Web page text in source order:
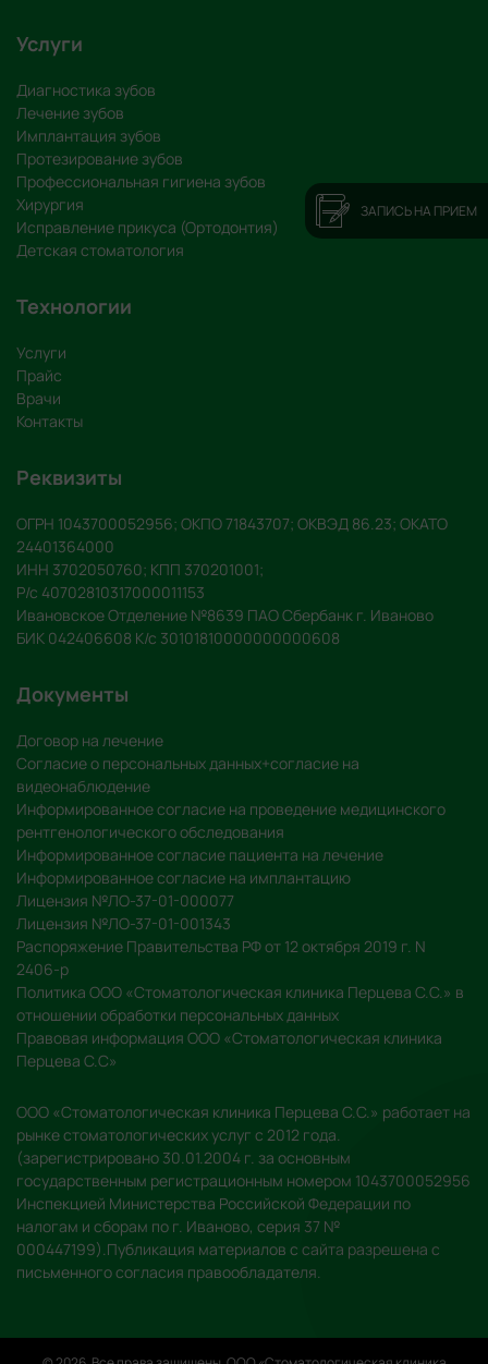
ЗАПИСЬ НА ПРИЕМ
Услуги
Диагностика зубов
Лечение зубов
Имплантация зубов
Протезирование зубов
Профессиональная гигиена зубов
Хирургия
Исправление прикуса (Ортодонтия)
Детская стоматология
Технологии
Услуги
Прайс
Врачи
Контакты
Реквизиты
ОГРН 1043700052956; ОКПО 71843707; ОКВЭД 86.23; ОКАТО
24401364000
ИНН 3702050760; КПП 370201001;
Р/с 40702810317000011153
Ивановское Отделение №8639 ПАО Сбербанк г. Иваново
БИК 042406608 К/с 30101810000000000608
Документы
Договор на лечение
Согласие о персональных данных+согласие на
видеонаблюдение
Информированное согласие на проведение медицинского
рентгенологического обследования
Информированное согласие пациента на лечение
Информированное согласие на имплантацию
Лицензия №ЛО-37-01-000077
Лицензия №ЛО-37-01-001343
Распоряжение Правительства РФ от 12 октября 2019 г. N
2406-р
Политика ООО «Стоматологическая клиника Перцева С.С.» в
отношении обработки персональных данных
Правовая информация ООО «Стоматологическая клиника
Перцева С.С»
ООО «Стоматологическая клиника Перцева С.С.» работает на
рынке стоматологических услуг с 2012 года.
(зарегистрировано 30.01.2004 г. за основным
государственным регистрационным номером 1043700052956
Инспекцией Министерства Российской Федерации по
налогам и сборам по г. Иваново, серия 37 №
000447199).Публикация материалов с сайта разрешена с
письменного согласия правообладателя.